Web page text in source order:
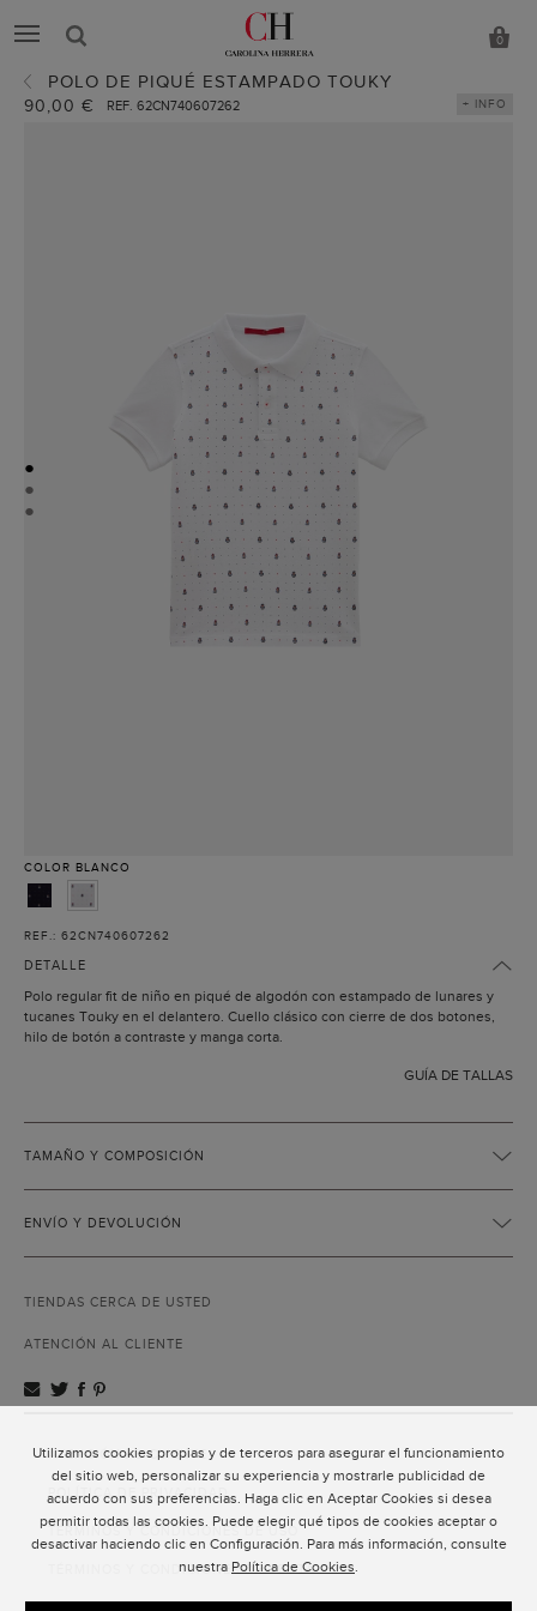
Utilizamos cookies propias y de terceros para asegurar el funcionamiento
del sitio web, personalizar su experiencia y mostrarle publicidad de
acuerdo con sus preferencias. Haga clic en Aceptar Cookies si desea
permitir todas las cookies. Puede elegir qué tipos de cookies aceptar o
desactivar haciendo clic en Configuración. Para más información, consulte
nuestra Política de Cookies.
0
POLO DE PIQUÉ ESTAMPADO TOUKY
90,00 € REF. 62CN740607262 + INFO
●
●
●
COLOR BLANCO
REF.: 62CN740607262
DETALLE
Polo regular fit de niño en piqué de algodón con estampado de lunares y
tucanes Touky en el delantero. Cuello clásico con cierre de dos botones,
hilo de botón a contraste y manga corta.
GUÍA DE TALLAS
TAMAÑO Y COMPOSICIÓN
ENVÍO Y DEVOLUCIÓN
TIENDAS CERCA DE USTED
ATENCIÓN AL CLIENTE
ATENCIÓN AL CLIENTE
POLÍTICA DE PRIVACIDAD
TÉRMINOS Y CONDICIONES DE USO
TÉRMINOS Y CONDICIONES DE VENTA